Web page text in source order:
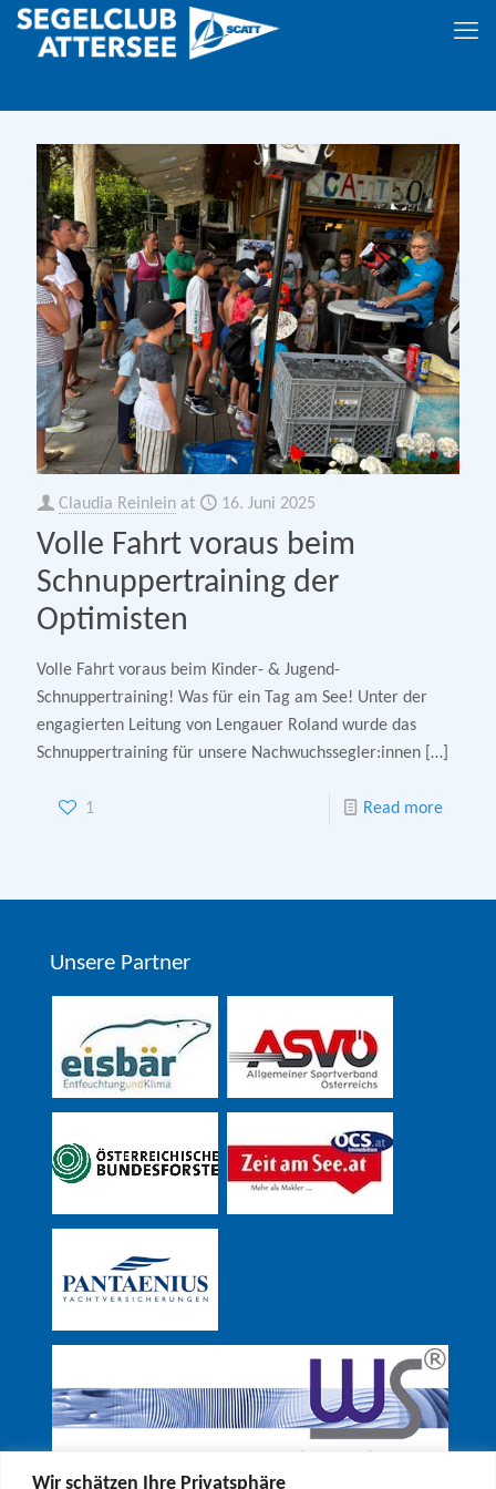
Wir schätzen Ihre Privatsphäre
Claudia Reinlein at 16. Juni 2025
Volle Fahrt voraus beim
Schnuppertraining der
Optimisten
Volle Fahrt voraus beim Kinder- & Jugend-
Schnuppertraining! Was für ein Tag am See! Unter der
engagierten Leitung von Lengauer Roland wurde das
Schnuppertraining für unsere Nachwuchssegler:innen […]
1 Read more
Unsere Partner